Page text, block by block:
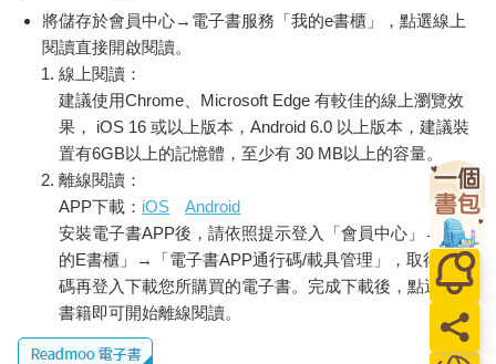
將儲存於會員中心→電子書服務「我的e書櫃」，點選線上
閱讀直接開啟閱讀。
線上閱讀：
建議使用Chrome、Microsoft Edge 有較佳的線上瀏覽效
果， iOS 16 或以上版本，Android 6.0 以上版本，建議裝
置有6GB以上的記憶體，至少有 30 MB以上的容量。
離線閱讀：
APP下載： iOS
Android
安裝電子書APP後，請依照提示登入「會員中心」→「我
的E書櫃」→「電子書APP通行碼/載具管理」，取得通行
碼再登入下載您所購買的電子書。完成下載後，點選任一
書籍即可開始離線閱讀。